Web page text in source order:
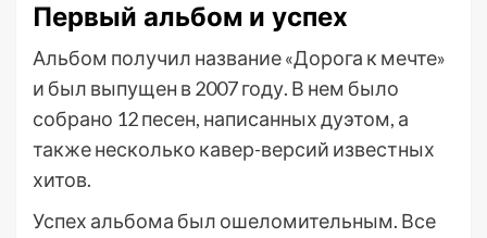
Первый альбом и успех
Альбом получил название «Дорога к мечте»
и был выпущен в 2007 году. В нем было
собрано 12 песен, написанных дуэтом, а
также несколько кавер-версий известных
хитов.
Успех альбома был ошеломительным. Все